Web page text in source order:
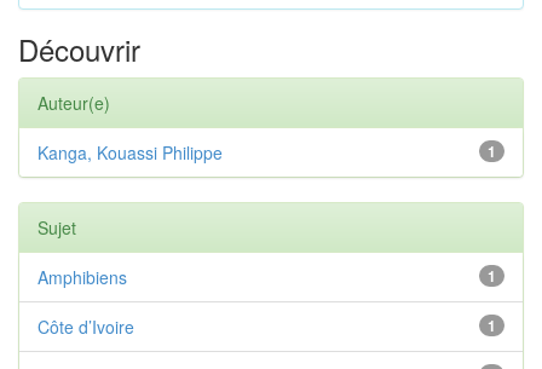
Découvrir
Auteur(e)
1
Kanga, Kouassi Philippe
Sujet
1
Amphibiens
1
Côte d’Ivoire